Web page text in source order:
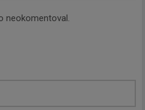
neokomentoval.